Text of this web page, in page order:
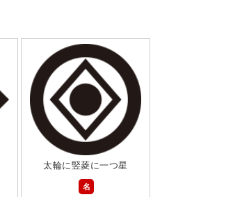
太輪に竪菱に一つ星
名